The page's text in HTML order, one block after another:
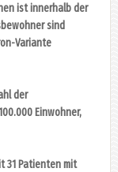
ist innerhalb der
sind
Variante
der
Einwohner,
31 Patienten mit